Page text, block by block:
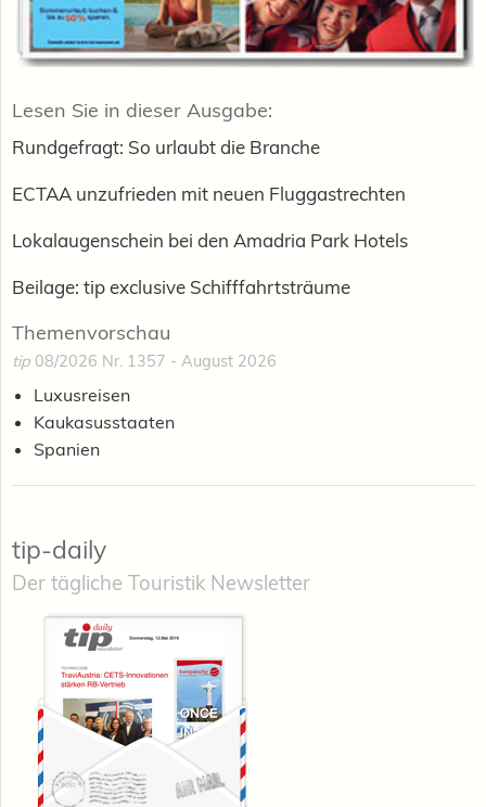
Lesen Sie in dieser Ausgabe:
Rundgefragt: So urlaubt die Branche
ECTAA unzufrieden mit neuen Fluggastrechten
Lokalaugenschein bei den Amadria Park Hotels
Beilage: tip exclusive Schifffahrtsträume
Themenvorschau
tip 08/2026 Nr. 1357 - August 2026
Luxusreisen
Kaukasusstaaten
Spanien
tip-daily
Der tägliche Touristik Newsletter